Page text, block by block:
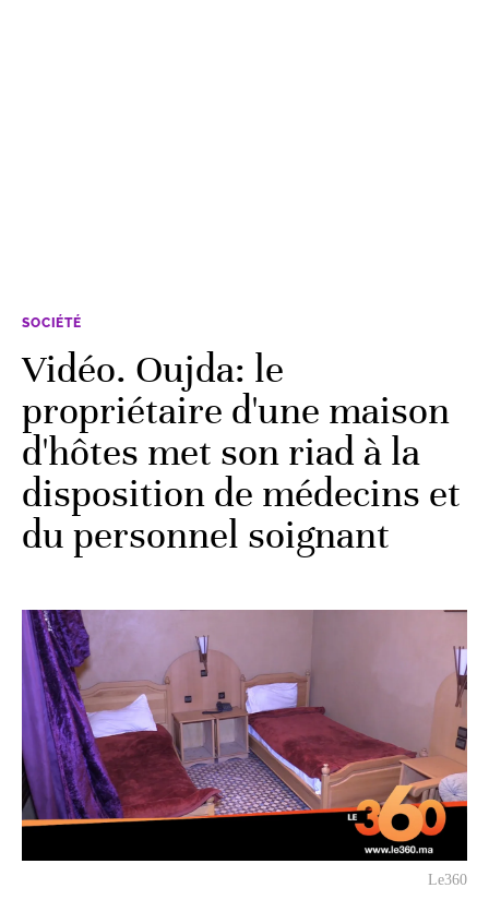
SOCIÉTÉ
Vidéo. Oujda: le
propriétaire d'une maison
d'hôtes met son riad à la
disposition de médecins et
du personnel soignant
Le360